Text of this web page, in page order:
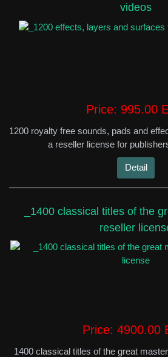
videos
Price: 995.00
1200 royalty free sounds, pads and
a reseller license for
Detail
_1400 classical titles of the
reseller
Price: 4900.00
1400 classical titles of the great